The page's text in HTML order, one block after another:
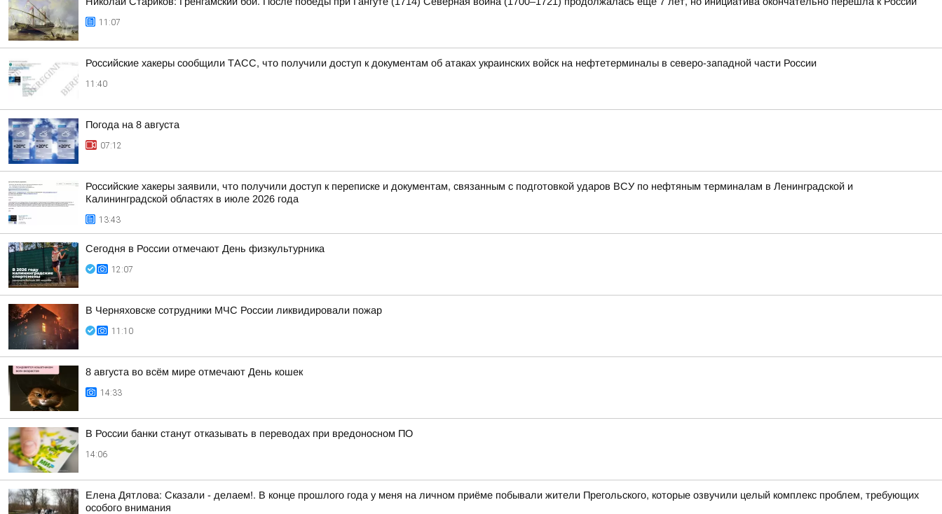
11:07
Российские хакеры сообщили ТАСС, что получили доступ к документам об атаках украинских войск на нефтетерминалы в северо-западной части России
11:40
Погода на 8 августа
07:12
Российские хакеры заявили, что получили доступ к переписке и документам, связанным с подготовкой ударов ВСУ по нефтяным терминалам в Ленинградской и
Калининградской областях в июле 2026 года
13:43
Сегодня в России отмечают День физкультурника
12:07
В Черняховске сотрудники МЧС России ликвидировали пожар
11:10
8 августа во всём мире отмечают День кошек
14:33
В России банки станут отказывать в переводах при вредоносном ПО
14:06
Елена Дятлова: Сказали - делаем!. В конце прошлого года у меня на личном приёме побывали жители Прегольского, которые озвучили целый комплекс проблем, требующих
особого внимания